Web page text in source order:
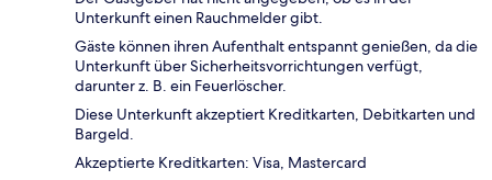
Unterkunft einen Rauchmelder gibt.
Gäste können ihren Aufenthalt entspannt genießen, da die
Unterkunft über Sicherheitsvorrichtungen verfügt,
darunter z. B. ein Feuerlöscher.
Diese Unterkunft akzeptiert Kreditkarten, Debitkarten und
Bargeld.
Akzeptierte Kreditkarten: Visa, Mastercard